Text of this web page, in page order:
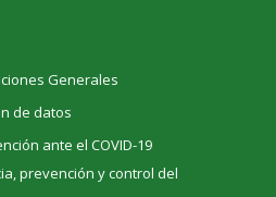
Generales
de datos
ante el COVID-19
prevención y control del